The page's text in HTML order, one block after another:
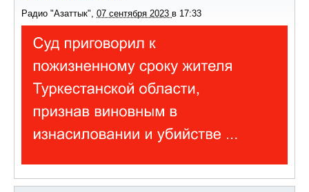
Радио "Азаттык" 07 сентября 2023 в 17:33